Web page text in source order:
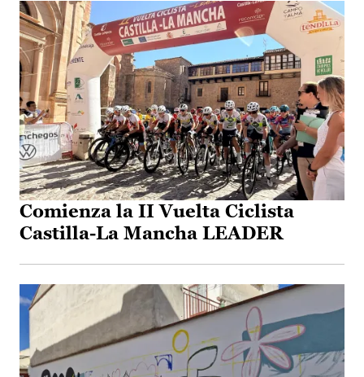
Comienza la II Vuelta Ciclista
Castilla-La Mancha LEADER